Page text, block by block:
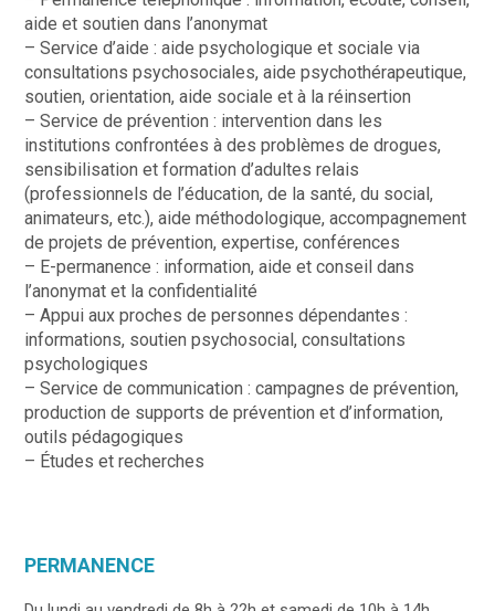
aide et soutien dans l’anonymat
– Service d’aide : aide psychologique et sociale via
consultations psychosociales, aide psychothérapeutique,
soutien, orientation, aide sociale et à la réinsertion
– Service de prévention : intervention dans les
institutions confrontées à des problèmes de drogues,
sensibilisation et formation d’adultes relais
(professionnels de l’éducation, de la santé, du social,
animateurs, etc.), aide méthodologique, accompagnement
de projets de prévention, expertise, conférences
– E-permanence : information, aide et conseil dans
l’anonymat et la confidentialité
– Appui aux proches de personnes dépendantes :
informations, soutien psychosocial, consultations
psychologiques
– Service de communication : campagnes de prévention,
production de supports de prévention et d’information,
outils pédagogiques
– Études et recherches
PERMANENCE